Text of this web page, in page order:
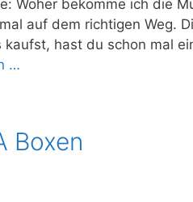
Woher bekomme ich die
auf dem richtigen Weg.
hast du schon mal
…
Boxen